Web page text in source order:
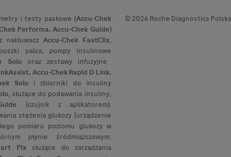
i testy paskowe (Accu-Chek
Performa,Accu-Chek Guide)
Accu-ChekFastClix,
palca; pompy insulinowe
Solo oraz zestawy infuzyjne
Accu-ChekRapid D Link,
Solo i zbiorniki do insuliny
, służące do podawania insuliny;
(czujnik z aplikatorem):
stężenia glukozy (urządzenie
pomiaru poziomu glukozy w
płynie śródmiąższowym;
Pixsłużące do zarządzania
© 2026 Roche Diagnostics